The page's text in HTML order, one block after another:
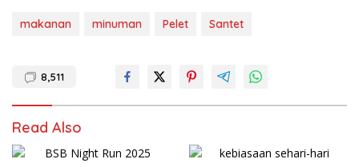
makanan minuman Pelet Santet
8,511
Read Also